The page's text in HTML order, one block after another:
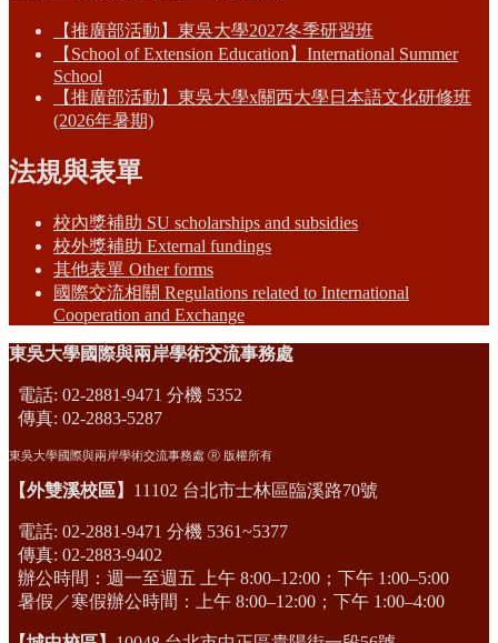
【推廣部活動】東吳大學2027冬季研習班
【School of Extension Education】International Summer
School
【推廣部活動】東吳大學x關西大學日本語文化研修班
(2026年暑期)
法規與表單
校內獎補助 SU scholarships and subsidies
校外獎補助 External fundings
其他表單 Other forms
國際交流相關 Regulations related to International
Cooperation and Exchange
東吳大學國際與兩岸學術交流事務處
電話: 02-2881-9471 分機 5352
傳真: 02-2883-5287
東吳大學國際與兩岸學術交流事務處 Ⓡ 版權所有
【外雙溪校區】 11102 台北市士林區臨溪路70號
電話: 02-2881-9471 分機 5361~5377
傳真: 02-2883-9402
辦公時間：週一至週五 上午 8:00–12:00；下午 1:00–5:00
暑假／寒假辦公時間：上午 8:00–12:00；下午 1:00–4:00